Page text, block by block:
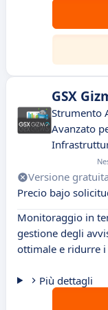
GSX
Strumento
Avanzato
Versione
Precio bajo
Monitoraggio in
gestione degli
ottimale e ridurre
Più dettagli